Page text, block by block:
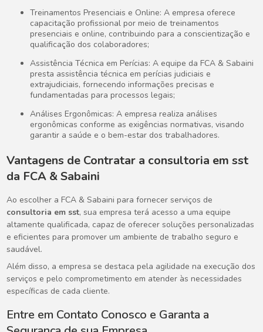
Treinamentos Presenciais e Online: A empresa oferece
capacitação profissional por meio de treinamentos
presenciais e online, contribuindo para a conscientização e
qualificação dos colaboradores;
Assistência Técnica em Perícias: A equipe da FCA & Sabaini
presta assistência técnica em perícias judiciais e
extrajudiciais, fornecendo informações precisas e
fundamentadas para processos legais;
Análises Ergonômicas: A empresa realiza análises
ergonômicas conforme as exigências normativas, visando
garantir a saúde e o bem-estar dos trabalhadores.
Vantagens de Contratar a consultoria em sst
da FCA & Sabaini
Ao escolher a FCA & Sabaini para fornecer serviços de
consultoria em sst, sua empresa terá acesso a uma equipe
altamente qualificada, capaz de oferecer soluções personalizadas
e eficientes para promover um ambiente de trabalho seguro e
saudável.
Além disso, a empresa se destaca pela agilidade na execução dos
serviços e pelo comprometimento em atender às necessidades
específicas de cada cliente.
Entre em Contato Conosco e Garanta a